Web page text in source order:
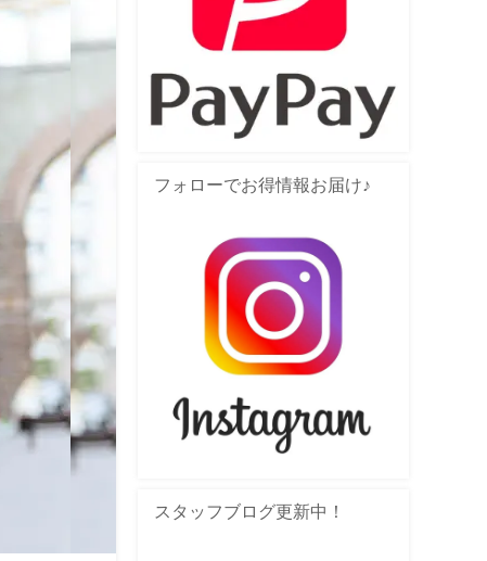
フォローでお得情報お届け♪
スタッフブログ更新中！